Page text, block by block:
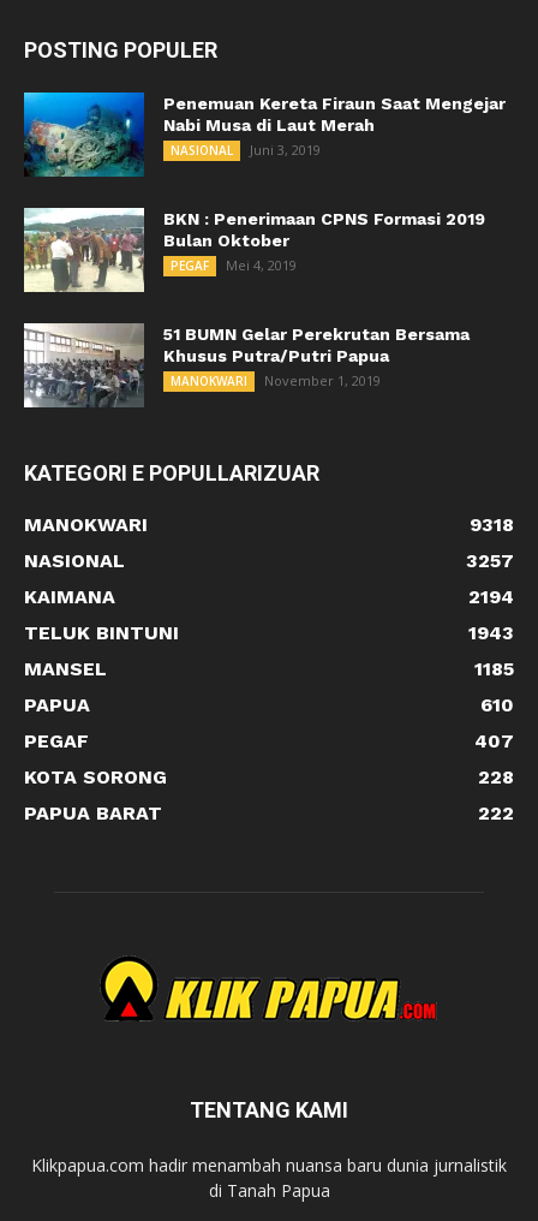
POSTING POPULER
Penemuan Kereta Firaun Saat Mengejar
Nabi Musa di Laut Merah
NASIONAL Juni 3, 2019
BKN : Penerimaan CPNS Formasi 2019
Bulan Oktober
PEGAF Mei 4, 2019
51 BUMN Gelar Perekrutan Bersama
Khusus Putra/Putri Papua
MANOKWARI November 1, 2019
KATEGORI E POPULLARIZUAR
MANOKWARI
9318
NASIONAL
3257
KAIMANA
2194
TELUK BINTUNI
1943
MANSEL
1185
PAPUA
610
PEGAF
407
KOTA SORONG
228
PAPUA BARAT
222
TENTANG KAMI
Klikpapua.com hadir menambah nuansa baru dunia jurnalistik
di Tanah Papua